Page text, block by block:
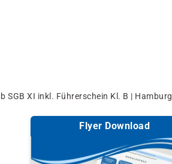
XI inkl. Führerschein Kl. B | Hamburg
Flyer Download